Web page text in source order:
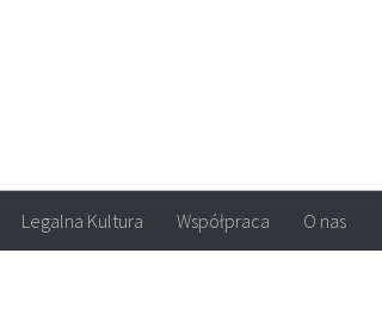
Legalna Kultura Współpraca O nas